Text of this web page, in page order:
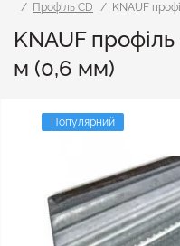
Профіль CD
KNAUF
KNAUF
м (0,6 мм)
Популярний